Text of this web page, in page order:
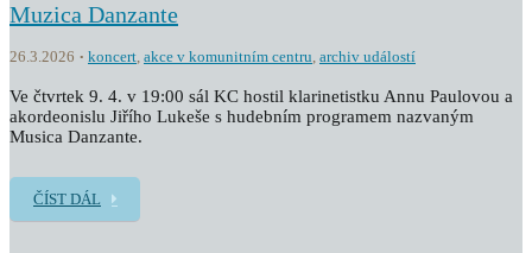
Muzica Danzante
26.3.2026 koncert, akce v komunitním centru, archiv událostí
Ve čtvrtek 9. 4. v 19:00 sál KC hostil klarinetistku Annu Paulovou a
akordeonislu Jiřího Lukeše s hudebním programem nazvaným
Musica Danzante.
ČÍST DÁL